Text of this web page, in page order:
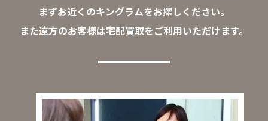
まずお近くのキングラムをお探しください。
また遠方のお客様は宅配買取をご利用いただけます。